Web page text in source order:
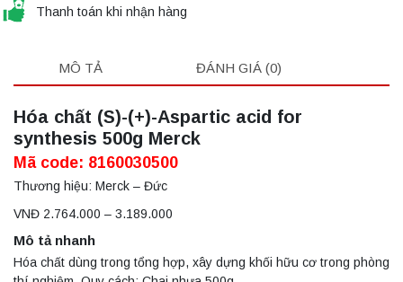
Thanh toán khi nhận hàng
MÔ TẢ ĐÁNH GIÁ (0)
Hóa chất (S)-(+)-Aspartic acid for
synthesis 500g Merck
Mã code: 8160030500
Thương hiệu: Merck – Đức
VNĐ 2.764.000 – 3.189.000
Mô tả nhanh
Hóa chất dùng trong tổng hợp, xây dựng khối hữu cơ trong phòng